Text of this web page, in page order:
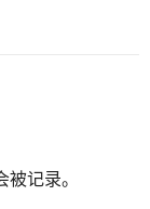
记录。